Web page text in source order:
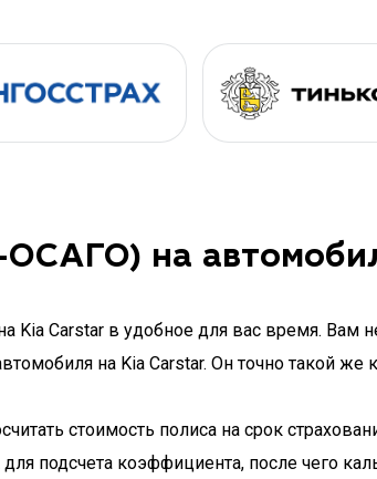
на
Carstar в удобное для вас время. Вам
на Kia Carstar. Он точно такой
стоимость полиса на срок
подсчета коэффициента, после чего